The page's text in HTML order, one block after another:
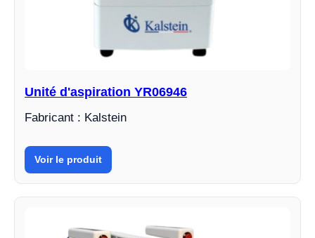
Unité d'aspiration YR06946
Fabricant : Kalstein
Voir le produit